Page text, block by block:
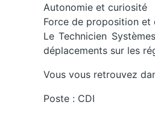
Autonomie et curiosité
Force de proposition et
Le Technicien
déplacements sur les
Vous vous retrouvez
Poste : CDI